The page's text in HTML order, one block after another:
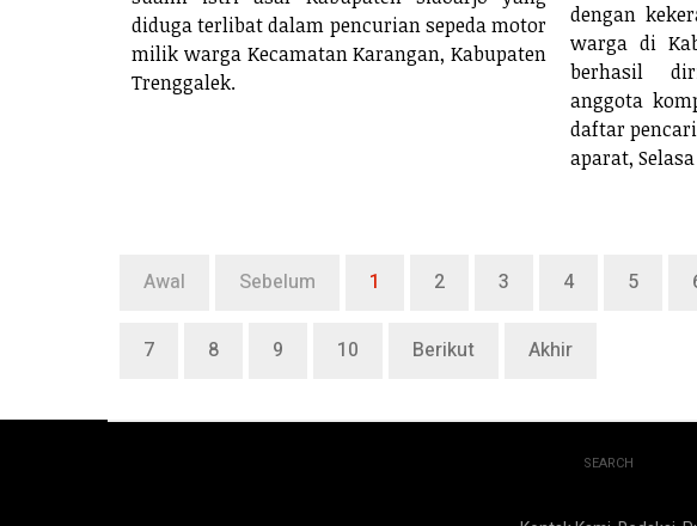
diduga terlibat dalam pencurian sepeda motor
milik warga Kecamatan Karangan, Kabupaten
Trenggalek.
dengan
warga di
berhasil
anggota
daftar
aparat,
Awal Sebelum 1 2 3 4 5
7 8 9 10 Berikut Akhir
SEARCH